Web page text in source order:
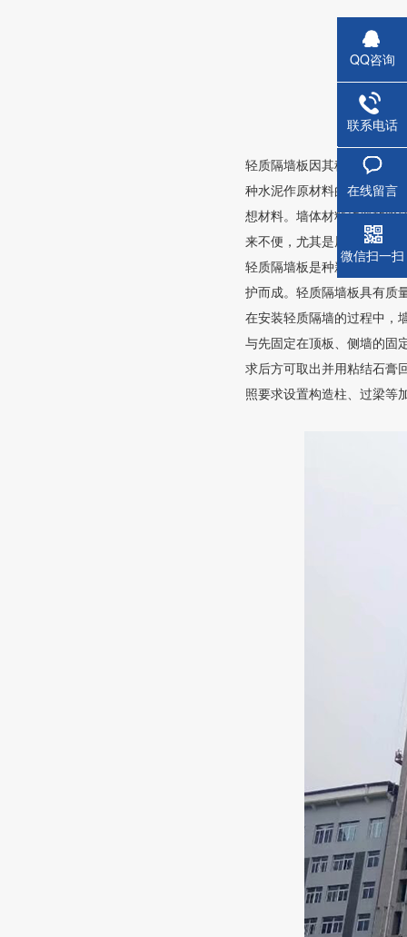
轻质隔墙板因其稳定的物理
种水泥作原材料的轻质墙板
想材料。墙体材料砖墙的管
来不便，尤其是厨房、卫生
轻质隔墙板是种新型节能墙
护而成。轻质隔墙板具有质
在安装轻质隔墙的过程中，
与先固定在顶板、侧墙的固
求后方可取出并用粘结石膏
照要求设置构造柱、过梁等
QQ咨询
联系电话
蒸压钢
在线留言
微信扫一扫